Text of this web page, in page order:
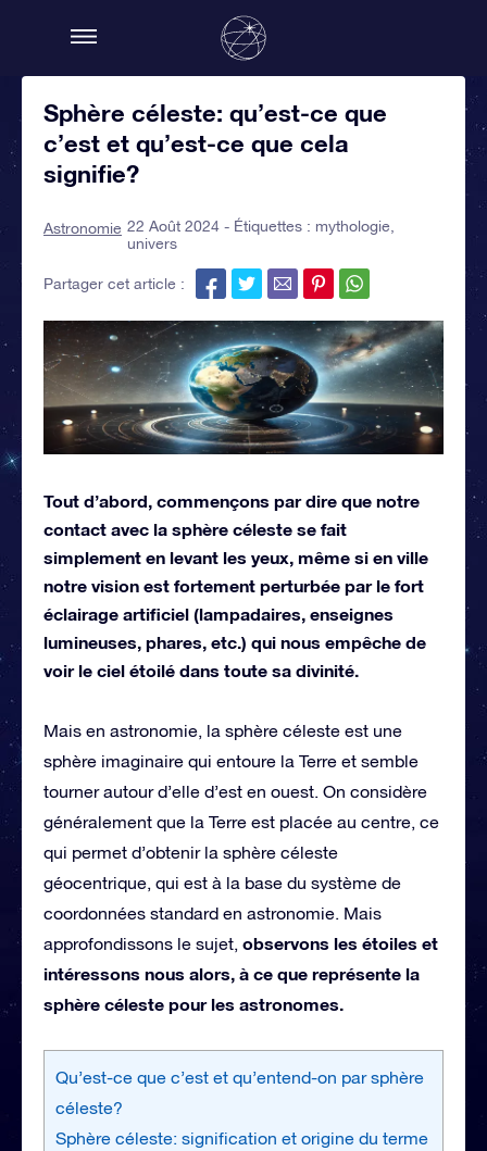
Sphère céleste: qu’est-ce que
c’est et qu’est-ce que cela
signifie?
Astronomie 22 Août 2024 - Étiquettes : mythologie
univers
Partager cet article :
Tout d’abord, commençons par dire que notre
contact avec la sphère céleste se fait
simplement en levant les yeux, même si en ville
notre vision est fortement perturbée par le fort
éclairage artificiel (lampadaires, enseignes
lumineuses, phares, etc.) qui nous empêche de
voir le ciel étoilé dans toute sa divinité.
Mais en astronomie, la sphère céleste est une
sphère imaginaire qui entoure la Terre et semble
tourner autour d’elle d’est en ouest. On considère
généralement que la Terre est placée au centre, ce
qui permet d’obtenir la sphère céleste
géocentrique, qui est à la base du système de
coordonnées standard en astronomie. Mais
approfondissons le sujet, observons les étoiles et
intéressons nous alors, à ce que représente la
sphère céleste pour les astronomes.
Qu’est-ce que c’est et qu’entend-on par sphère
céleste?
Sphère céleste: signification et origine du terme